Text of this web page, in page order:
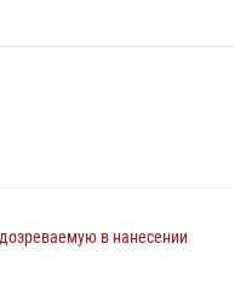
в нанесении